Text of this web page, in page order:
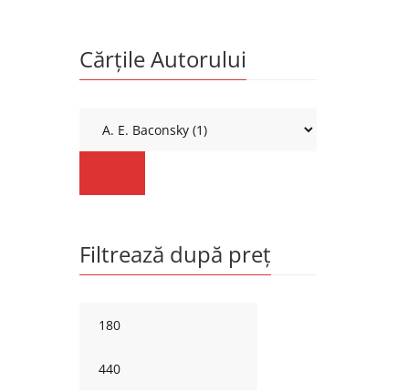
Cărțile Autorului
Filtrează după preț